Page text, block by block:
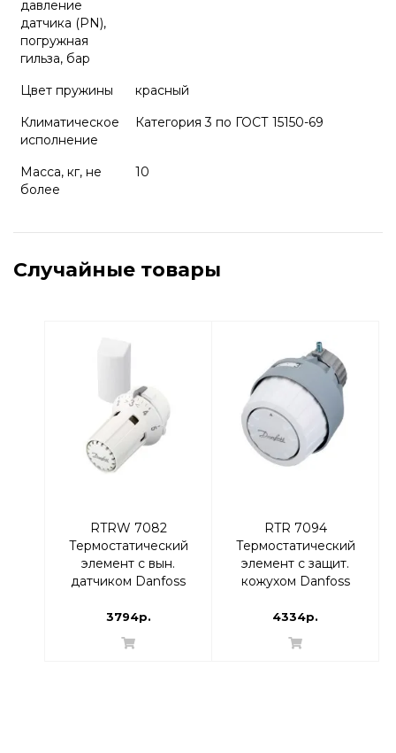
давление
датчика (PN),
погружная
гильза, бар
Цвет пружины
красный
Климатическое
исполнение
Категория 3 по ГОСТ 15150-69
Масса, кг, не
более
10
Случайные товары
RTRW 7082
Термостатический
элемент с вын.
датчиком Danfoss
термоголовка
3794р.
RTR 7094
Термостатический
элемент с защит.
кожухом Danfoss
термоголовка
4334р.